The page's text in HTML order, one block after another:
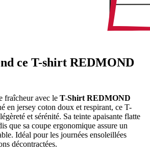
ce T-shirt REDMOND
fraîcheur avec le T-Shirt REDMOND
en jersey coton doux et respirant, ce T-
et sérénité. Sa teinte apaisante flatte
que sa coupe ergonomique assure un
Idéal pour les journées ensoleillées
décontractées.